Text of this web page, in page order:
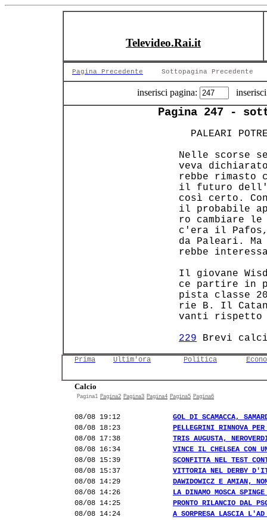
Televideo.Rai.it
Pagina Precedente Sottopagina Precedente
inserisci pagina:
Pagina 247 -
PALEARI
Nelle scorse
veva
rebbe
il futuro
così certo.
il probabile
ro cambiare
c'era il
da Paleari.
rebbe
Il giovane
ce partire in
pista classe
rie B. Il
vanti
229 Brevi
Prima Ultim'ora Politica
Calcio
Pagina1 Pagina2 Pagina3 Pagina4 Pagina5 Pagina6
08/08 19:12
GOL DI SCAMACCA,
08/08 18:23
PELLEGRINI RINNOVA PER
08/08 17:38
TRIS AUGUSTA,
08/08 16:34
VINCE IL CHELSEA CON
08/08 15:39
SCONFITTA NEL TEST
08/08 15:37
VITTORIA NEL DERBY
08/08 14:29
DAWIDOWICZ E AMIAN,
08/08 14:26
LA DINAMO MOSCA
08/08 14:25
PRONTO RILANCIO DAL
08/08 14:24
A SORPRESA LASCIA L'AD